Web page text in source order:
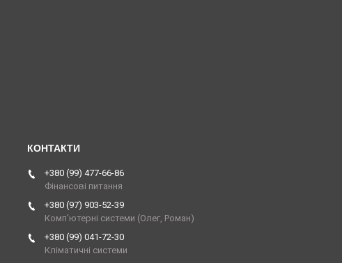
+380 (99) 477-66-86
Фінансові питання
+380 (97) 903-52-39
Комп'ютерні системи (Олег, Роман)
+380 (99) 041-72-30
Кліматичні системи